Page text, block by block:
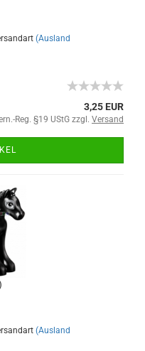
(Ausland
3,25 EUR
Reg. §19 UStG zzgl. Versand
(Ausland